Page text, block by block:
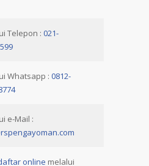
Telepon : 021-
Whatsapp : 0812-
e-Mail :
online melalui